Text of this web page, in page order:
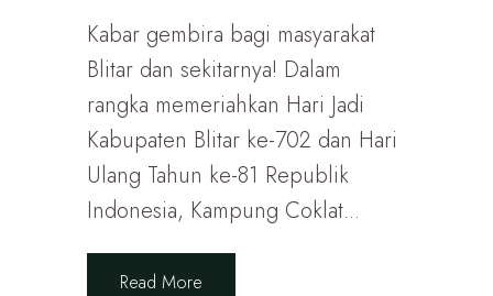
Kabar gembira bagi masyarakat
Blitar dan sekitarnya! Dalam
rangka memeriahkan Hari Jadi
Kabupaten Blitar ke-702 dan Hari
Ulang Tahun ke-81 Republik
Indonesia, Kampung Coklat...
Read More